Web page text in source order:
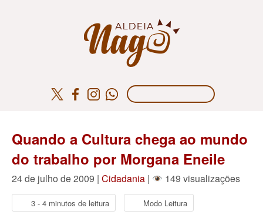
Quando a Cultura chega ao mundo
do trabalho por Morgana Eneile
24 de julho de 2009 | Cidadania | 149 visualizações
3 - 4 minutos de leitura Modo Leitura